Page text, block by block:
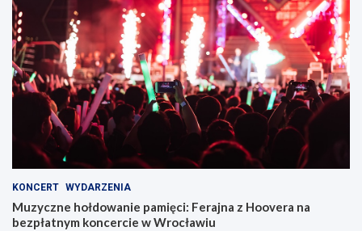
KONCERT WYDARZENIA
Muzyczne hołdowanie pamięci: Ferajna z Hoovera na
bezpłatnym koncercie w Wrocławiu